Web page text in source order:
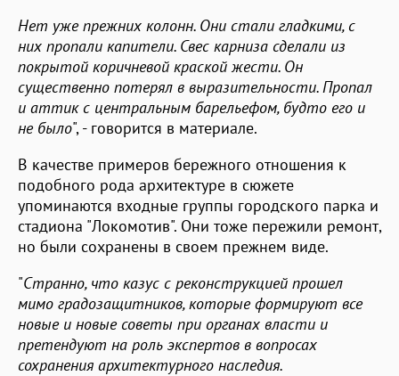
Нет уже прежних колонн. Они стали гладкими, с
них пропали капители. Свес карниза сделали из
покрытой коричневой краской жести. Он
существенно потерял в выразительности. Пропал
и аттик с центральным барельефом, будто его и
не было", - говорится в материале.
В качестве примеров бережного отношения к
подобного рода архитектуре в сюжете
упоминаются входные группы городского парка и
стадиона "Локомотив". Они тоже пережили ремонт,
но были сохранены в своем прежнем виде.
"Странно, что казус с реконструкцией прошел
мимо градозащитников, которые формируют все
новые и новые советы при органах власти и
претендуют на роль экспертов в вопросах
сохранения архитектурного наследия.